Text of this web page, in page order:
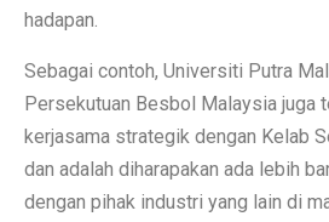
hadapan.
Sebagai contoh, Universiti Putra
Persekutuan Besbol Malaysia juga
kerjasama strategik dengan Kelab
dan adalah diharapakan ada lebih
dengan pihak industri yang lain di